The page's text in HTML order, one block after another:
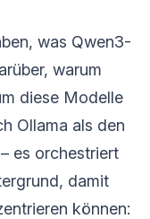
was Qwen3-
warum
diese Modelle
Ollama als den
es orchestriert
damit
können: